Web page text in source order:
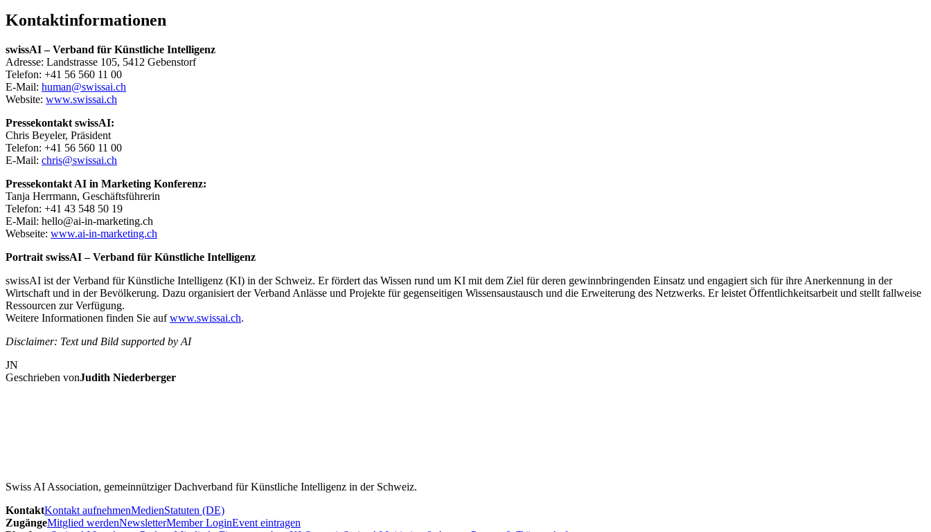
Kontaktinformationen
swissAI – Verband für Künstliche Intelligenz
Adresse: Landstrasse 105, 5412 Gebenstorf
Telefon: +41 56 560 11 00
E-Mail: human@swissai.ch
Website: www.swissai.ch
Pressekontakt swissAI:
Chris Beyeler, Präsident
Telefon: +41 56 560 11 00
E-Mail: chris@swissai.ch
Pressekontakt AI in Marketing Konferenz:
Tanja Herrmann, Geschäftsführerin
Telefon: +41 43 548 50 19
E-Mail: hello@ai-in-marketing.ch
Webseite: www.ai-in-marketing.ch
Portrait swissAI – Verband für Künstliche Intelligenz
swissAI ist der Verband für Künstliche Intelligenz (KI) in der Schweiz. Er fördert das Wissen rund um KI mit dem Ziel für deren gewinnbringenden Einsatz und engagiert sich für ihre Anerkennung in der
Wirtschaft und in der Bevölkerung. Dazu organisiert der Verband Anlässe und Projekte für gegenseitigen Wissensaustausch und die Erweiterung des Netzwerks. Er leistet Öffentlichkeitsarbeit und stellt fallweise
Ressourcen zur Verfügung.
Weitere Informationen finden Sie aufwww.swissai.ch.
Disclaimer: Text und Bild supported by AI
JN
Geschrieben vonJudith Niederberger
Swiss AI Association, gemeinnütziger Dachverband für Künstliche Intelligenz in der Schweiz.
KontaktKontakt aufnehmenMedienStatuten (DE)
ZugängeMitglied werdenNewsletterMember LoginEvent eintragen